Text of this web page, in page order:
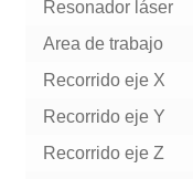
Resonador láser
Area de trabajo
Recorrido eje X
Recorrido eje Y
Recorrido eje Z